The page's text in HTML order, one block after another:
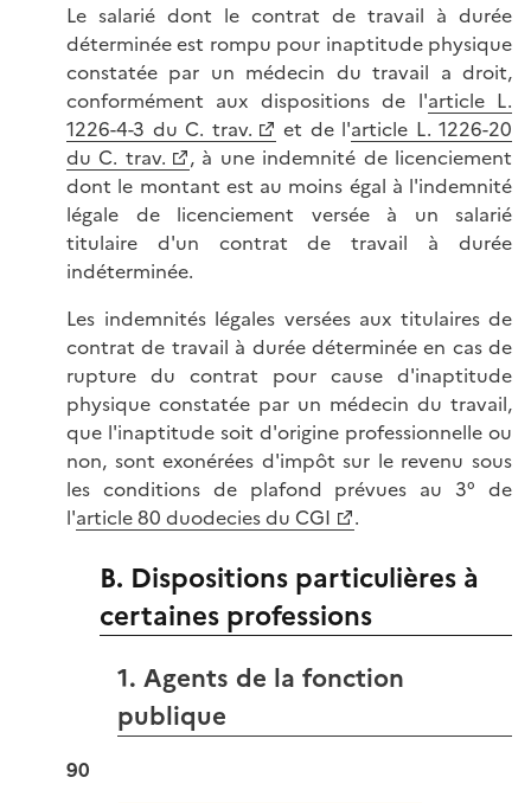
Le salarié dont le contrat de travail à durée
déterminée est rompu pour inaptitude physique
constatée par un médecin du travail a droit,
conformément aux dispositions de l'article L.
1226-4-3 du C. trav.
et de l'article L. 1226-20
du C. trav.
, à une indemnité de licenciement
dont le montant est au moins égal à l'indemnité
légale de licenciement versée à un salarié
titulaire d'un contrat de travail à durée
indéterminée.
Les indemnités légales versées aux titulaires de
contrat de travail à durée déterminée en cas de
rupture du contrat pour cause d'inaptitude
physique constatée par un médecin du travail,
que l'inaptitude soit d'origine professionnelle ou
non, sont exonérées d'impôt sur le revenu sous
les conditions de plafond prévues au 3° de
l'article 80 duodecies du CGI .
B. Dispositions particulières à
certaines professions
1. Agents de la fonction
publique
90